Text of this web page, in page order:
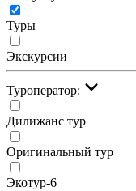
Туры
Экскурсии
Туроператор:
Дилижанс тур
Оригинальный тур
Экотур-6